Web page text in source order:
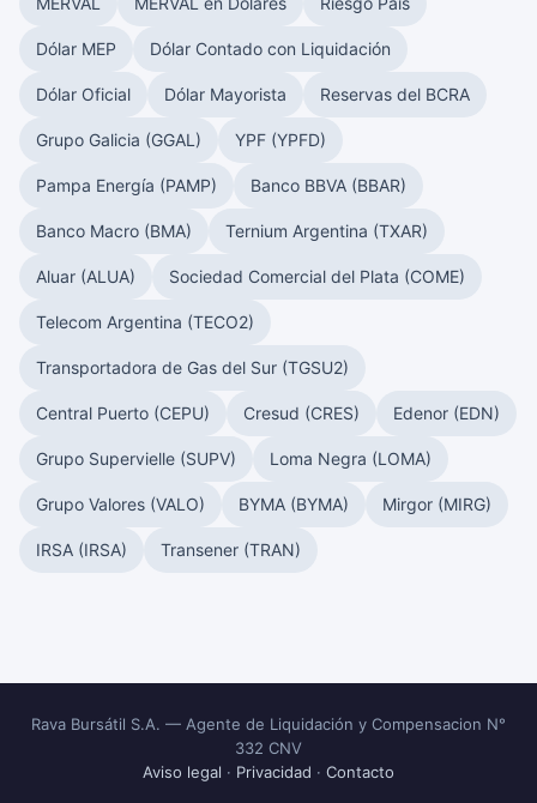
Dólar MEP Dólar Contado con Liquidación
Dólar Oficial Dólar Mayorista Reservas del BCRA
Grupo Galicia (GGAL) YPF (YPFD)
Pampa Energía (PAMP) Banco BBVA (BBAR)
Banco Macro (BMA) Ternium Argentina (TXAR)
Aluar (ALUA) Sociedad Comercial del Plata (COME)
Telecom Argentina (TECO2)
Transportadora de Gas del Sur (TGSU2)
Central Puerto (CEPU) Cresud (CRES) Edenor (EDN)
Grupo Supervielle (SUPV) Loma Negra (LOMA)
Grupo Valores (VALO) BYMA (BYMA) Mirgor (MIRG)
IRSA (IRSA) Transener (TRAN)
Rava Bursátil S.A. — Agente de Liquidación y Compensacion N°
332 CNV
Aviso legal · Privacidad · Contacto